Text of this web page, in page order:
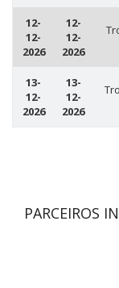
12-
12-
2026
12-
12-
2026
13-
12-
2026
13-
12-
2026
PARCEIROS